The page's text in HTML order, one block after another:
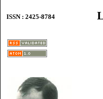
ISSN : 2425-8784